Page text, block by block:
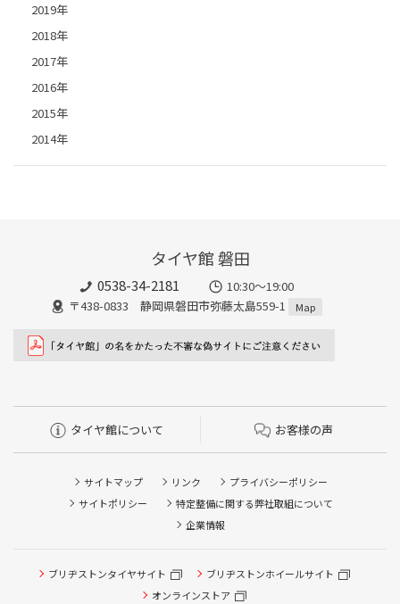
2019年
2018年
2017年
2016年
2015年
2014年
タイヤ館 磐田
0538-34-2181
10:30～19:00
〒438-0833 静岡県磐田市弥藤太島559-1
Map
タイヤ館について お客様の声
サイトマップ リンク
プライバシーポリシー
サイトポリシー
特定整備に関する弊社取組について
企業情報
ブリヂストンタイヤサイト
ブリヂストンホイールサイト
オンラインストア
タイヤ点検・安全点検/タイヤ履き替え/オイル交換/その他
ピット作業の予約